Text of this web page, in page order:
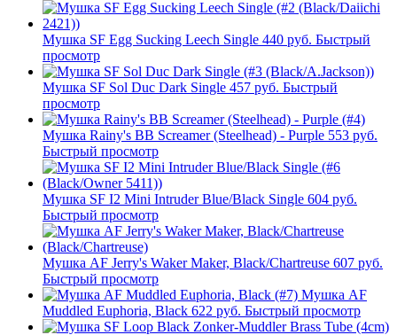
Мушка SF Egg Sucking Leech Single 440 руб. Быстрый
просмотр
Мушка SF Sol Duc Dark Single 457 руб. Быстрый
просмотр
Мушка Rainy's BB Screamer (Steelhead) - Purple 553 руб.
Быстрый просмотр
Мушка SF I2 Mini Intruder Blue/Black Single 604 руб.
Быстрый просмотр
Мушка AF Jerry's Waker Maker, Black/Chartreuse 607 руб.
Быстрый просмотр
Мушка AF
Muddled Euphoria, Black 622 руб. Быстрый просмотр